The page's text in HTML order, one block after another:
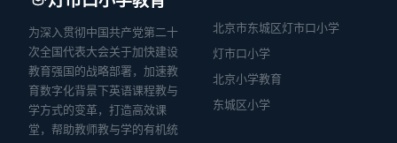
员、云南省教育厅“国培计划”专家、云南
教育决策咨询智库专家、云南师范大学
外国语学院硕士专业学位研究生校外导
师、云南师范大学高中英语培训班首席
专家等职。命制原创试题逾百万字，担
任多种教学用书主编、副主编或编委，
主编或参编《云南省普通高中新课程实
英语教师及学生成长中心干事。曾主导
开发并实施项目式学习案例《When I
grow up 当我长大了》，入选北师大出
版社《项目式学习实践指导丛书（小学
英语分册）》。参与学校项目式学习课
篇论文获得国家级、市级奖项；多次获
得区级比赛和校级比赛一等奖；多次指
导年轻教师获奖，多次指导学生取得国
家级、省级、市级、区级特等及一等
奖。
教学成果评选二等奖;曾获“江苏省教科研
工作先进个人 ”“ 苏州市'五一奖章’”“ 苏
州市名教师”“ 苏州高新区优秀教育工作
者”“ 湖北省天门市高中英语学科带头人”
等荣誉称号。
为深入贯彻中国共产党第二十
次全国代表大会关于加快建设
教育强国的战略部署，加速教
育数字化背景下英语课程教与
学方式的变革，打造高效课
堂，帮助教师教与学的有机统
北京市东城区灯市口小学
灯市口小学
北京小学教育
东城区小学